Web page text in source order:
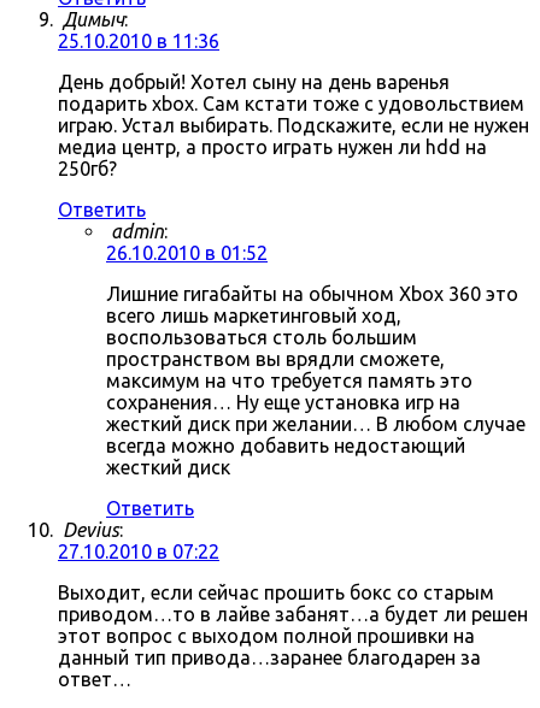
Димыч:
25.10.2010 в 11:36
День добрый! Хотел сыну на день варенья
подарить xbox. Сам кстати тоже с удовольствием
играю. Устал выбирать. Подскажите, если не нужен
медиа центр, а просто играть нужен ли hdd на
250гб?
Ответить
admin:
26.10.2010 в 01:52
Лишние гигабайты на обычном Xbox 360 это
всего лишь маркетинговый ход,
воспользоваться столь большим
пространством вы врядли сможете,
максимум на что требуется память это
сохранения… Ну еще установка игр на
жесткий диск при желании… В любом случае
всегда можно добавить недостающий
жесткий диск
Ответить
Devius:
27.10.2010 в 07:22
Выходит, если сейчас прошить бокс со старым
приводом…то в лайве забанят…а будет ли решен
этот вопрос с выходом полной прошивки на
данный тип привода…заранее благодарен за
ответ…